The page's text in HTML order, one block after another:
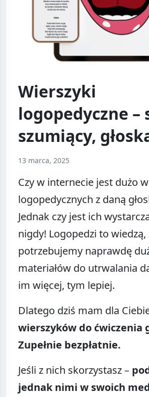
Wierszyki
logopedyczne –
szumiący,
13 marca, 2025
Czy w internecie jest dużo
logopedycznych z daną
Jednak czy jest ich
nigdy! Logopedzi to wiedzą,
potrzebujemy naprawdę
materiałów do utrwalania
im więcej, tym lepiej.
Dlatego dziś mam dla
wierszyków do ćwiczenia
Zupełnie bezpłatnie.
Jeśli z nich skorzystasz –
jednak nimi w swoich